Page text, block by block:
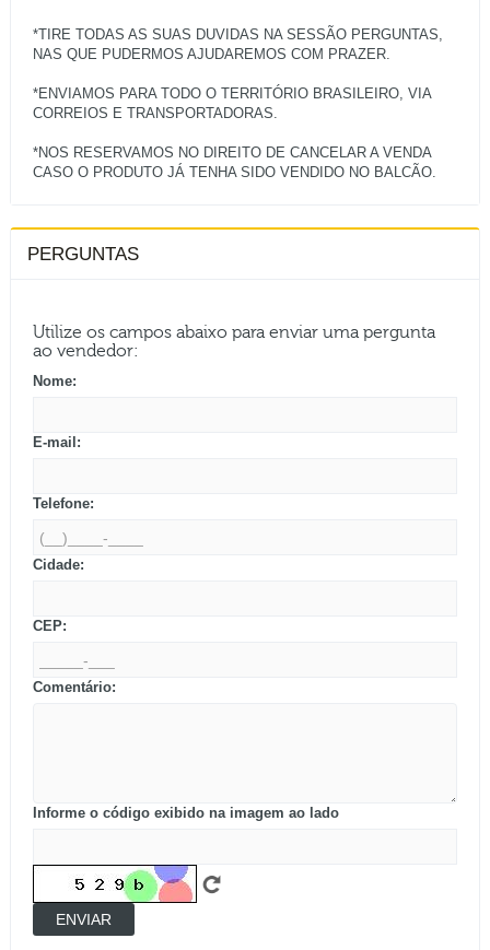
*TIRE TODAS AS SUAS DUVIDAS NA SESSÃO PERGUNTAS,
NAS QUE PUDERMOS AJUDAREMOS COM PRAZER.
*ENVIAMOS PARA TODO O TERRITÓRIO BRASILEIRO, VIA
CORREIOS E TRANSPORTADORAS.
*NOS RESERVAMOS NO DIREITO DE CANCELAR A VENDA
PERGUNTAS
Utilize os campos abaixo para enviar uma pergunta
ao vendedor:
Nome:
E-mail:
Telefone:
Cidade:
CEP:
Comentário:
Informe o código exibido na imagem ao lado
ENVIAR